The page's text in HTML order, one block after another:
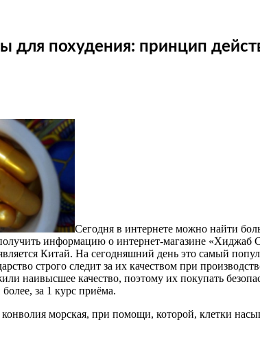
для похудения: принцип
Сегодня в интернете можно найти
информацию о интернет-магазине «Хиджаб
Китай. На сегодняшний день это самый
строго следит за их качеством при
наивысшее качество, поэтому их покупать
за 1 курс приёма.
конволия морская, при помощи, которой, клетки